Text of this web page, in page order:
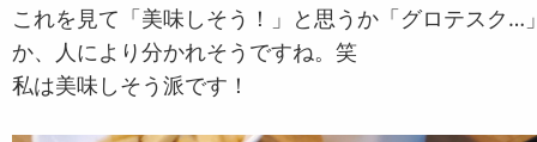
これを見て「美味しそう！」と思うか「グロテスク…
か、人により分かれそうですね。笑
私は美味しそう派です！